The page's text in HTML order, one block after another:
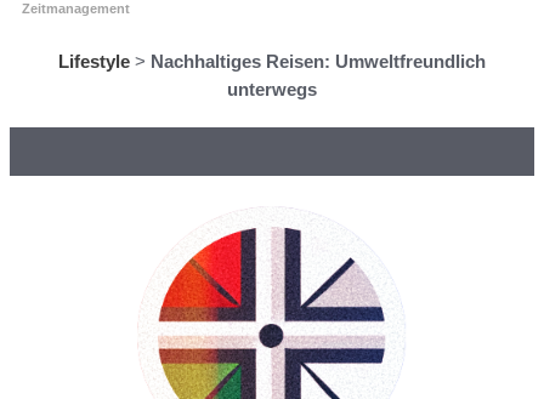
Zeitmanagement
Lifestyle > Nachhaltiges Reisen: Umweltfreundlich
unterwegs